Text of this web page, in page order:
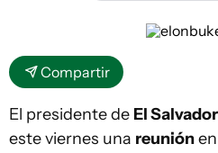
Compartir
El presidente de El Salvador
este viernes una reuniónen